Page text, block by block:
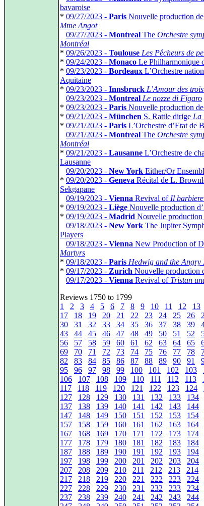
bavaroise
* 09/27/2023 - Paris Nouvelle production de
Mme Angot
09/27/2023 - Montreal The Orchestre
Montréal
* 09/26/2023 - Toulouse Les Pêcheurs de
* 09/24/2023 - Monaco Le Philharmonique
* 09/23/2023 - Bordeaux L’Orchestre
Aquitaine
* 09/23/2023 - Innsbruck L’Amour des
09/23/2023 - Montreal Le nozze di Figaro
* 09/23/2023 - Paris Nouvelle production de
* 09/21/2023 - München S. Rattle dirige La
* 09/21/2023 - Paris L’Orchestre d’Etat de
09/21/2023 - Montreal The Orchestre
Montréal
* 09/21/2023 - Lausanne L’Orchestre de
Lausanne
09/20/2023 - New York Either/Or
* 09/20/2023 - Geneva Récital de L.
Sekgapane
09/19/2023 - Vienna Revival of Il
* 09/19/2023 - Liège Nouvelle production d’
* 09/19/2023 - Madrid Nouvelle production
09/18/2023 - New York The Jupiter
Players
09/18/2023 - Vienna New Production of
Martyrs
* 09/18/2023 - Paris Hedwig and the Angry
* 09/17/2023 - Zurich Nouvelle production
09/17/2023 - Vienna Revival of Tristan
Reviews 1750 to 1799
1
2 3 4 5 6 7 8 9 10 11 12 13
17
18 19 20 21 22 23 24 25 26
30
31 32 33 34 35 36 37 38 39
43
44 45 46 47 48 49 50 51 52
56
57 58 59 60 61 62 63 64 65
69
70 71 72 73 74 75 76 77 78
82
83 84 85 86 87 88 89 90 91
95
96 97 98 99 100 101 102 103
106
107 108 109 110 111 112 113
117
118 119 120 121 122 123 124
127
128 129 130 131 132 133 134
137
138 139 140 141 142 143 144
147
148 149 150 151 152 153 154
157
158 159 160 161 162 163 164
167
168 169 170 171 172 173 174
177
178 179 180 181 182 183 184
187
188 189 190 191 192 193 194
197
198 199 200 201 202 203 204
207
208 209 210 211 212 213 214
217
218 219 220 221 222 223 224
227
228 229 230 231 232 233 234
237
238 239 240 241 242 243 244